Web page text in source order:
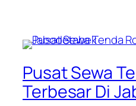
Pusat Sewa
Terbesar Di